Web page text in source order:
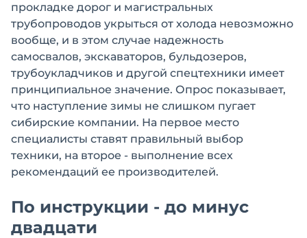
прокладке дорог и магистральных
трубопроводов укрыться от холода невозможно
вообще, и в этом случае надежность
самосвалов, экскаваторов, бульдозеров,
трубоукладчиков и другой спецтехники имеет
принципиальное значение. Опрос показывает,
что наступление зимы не слишком пугает
сибирские компании. На первое место
специалисты ставят правильный выбор
техники, на второе - выполнение всех
рекомендаций ее производителей.
По инструкции - до минус
двадцати